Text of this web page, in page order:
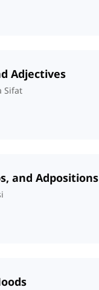
Adjectives
Sifat
and Adpositions